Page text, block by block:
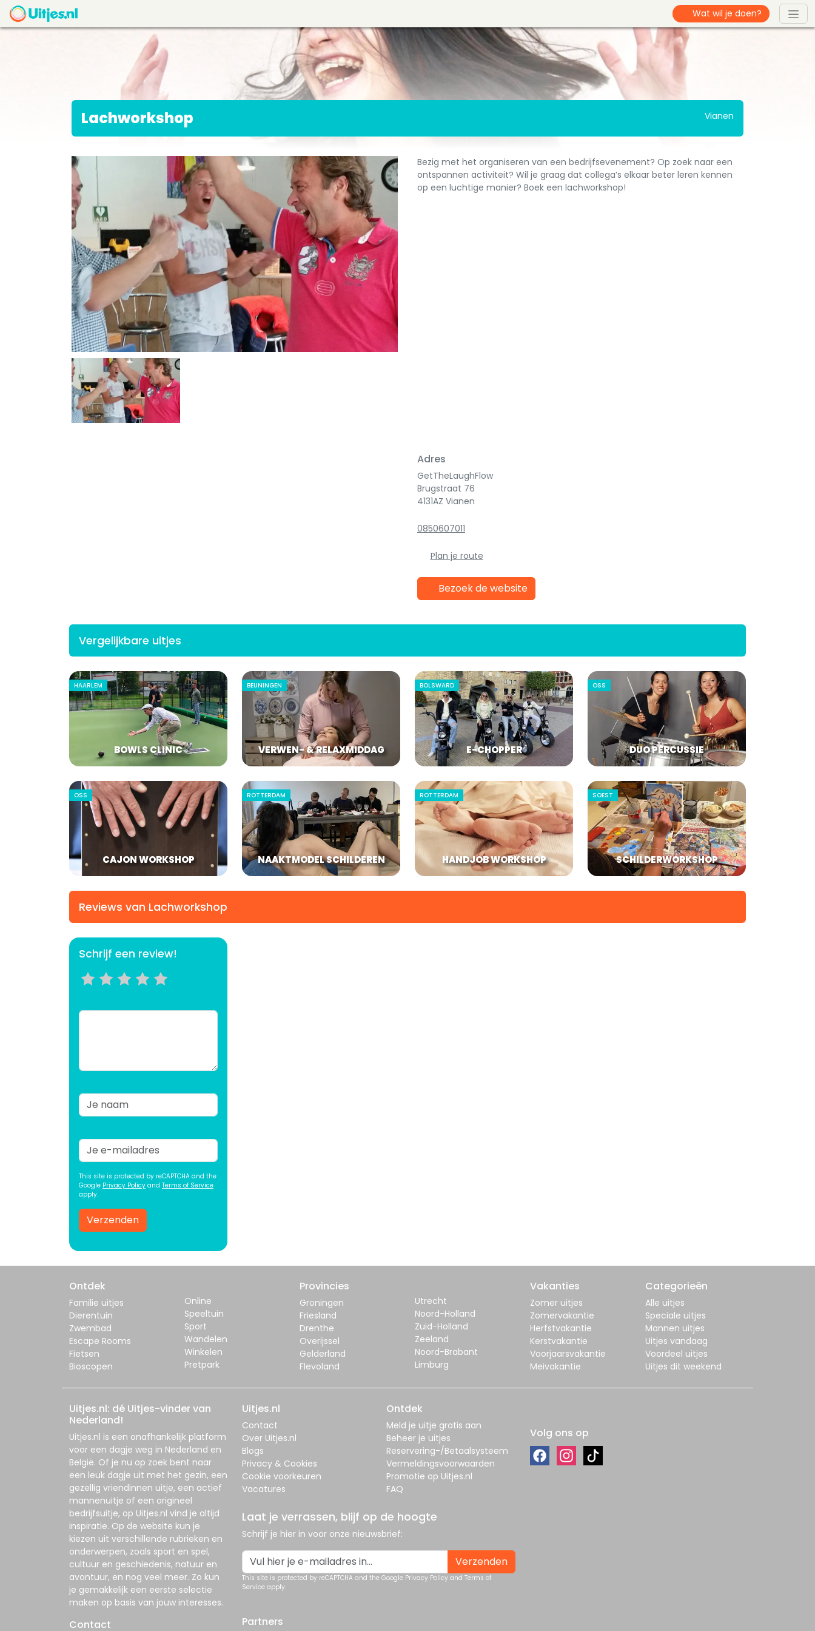
Lachworkshop Vianen
Bezig met het organiseren van een bedrijfsevenement? Op zoek naar een
ontspannen activiteit? Wil je graag dat collega’s elkaar beter leren kennen
op een luchtige manier? Boek een lachworkshop!
Adres
GetTheLaughFlow
Brugstraat 76
4131AZ Vianen
0850607011
Plan je route
Bezoek de website
Vergelijkbare uitjes
HAARLEM
BOWLS CLINIC
BEUNINGEN
VERWEN- & RELAXMIDDAG
BOLSWARD
E-CHOPPER
OSS
DUO PERCUSSIE
OSS
CAJON WORKSHOP
ROTTERDAM
NAAKTMODEL SCHILDEREN
ROTTERDAM
HANDJOB WORKSHOP
SOEST
SCHILDERWORKSHOP
Reviews van Lachworkshop
Schrijf een review!
This site is protected by reCAPTCHA and the
Google Privacy Policy and Terms of Service
apply.
Verzenden
Ontdek
Familie uitjes
Dierentuin
Zwembad
Escape Rooms
Fietsen
Bioscopen
Online
Speeltuin
Sport
Wandelen
Winkelen
Pretpark
Provincies
Groningen
Friesland
Drenthe
Overijssel
Gelderland
Flevoland
Utrecht
Noord-Holland
Zuid-Holland
Zeeland
Noord-Brabant
Limburg
Vakanties
Zomer uitjes
Zomervakantie
Herfstvakantie
Kerstvakantie
Voorjaarsvakantie
Meivakantie
Categorieën
Alle uitjes
Speciale uitjes
Mannen uitjes
Uitjes vandaag
Voordeel uitjes
Uitjes dit weekend
Uitjes.nl: dé Uitjes-vinder van
Nederland!
Uitjes.nl is een onafhankelijk platform
voor een dagje weg in Nederland en
België. Of je nu op zoek bent naar
een leuk dagje uit met het gezin, een
gezellig vriendinnen uitje, een actief
mannenuitje of een origineel
bedrijfsuitje, op Uitjes.nl vind je altijd
inspiratie. Op de website kun je
kiezen uit verschillende rubrieken en
onderwerpen, zoals sport en spel,
cultuur en geschiedenis, natuur en
avontuur, en nog veel meer. Zo kun
je gemakkelijk een eerste selectie
maken op basis van jouw interesses.
Contact
Uitjes.nl
Contact
Over Uitjes.nl
Blogs
Privacy & Cookies
Cookie voorkeuren
Vacatures
Ontdek
Meld je uitje gratis aan
Beheer je uitjes
Reservering-/Betaalsysteem
Vermeldingsvoorwaarden
Promotie op Uitjes.nl
FAQ
Laat je verrassen, blijf op de hoogte
Schrijf je hier in voor onze nieuwsbrief:
Verzenden
This site is protected by reCAPTCHA and the Google Privacy Policy and Terms of
Service apply.
Partners
Volg ons op